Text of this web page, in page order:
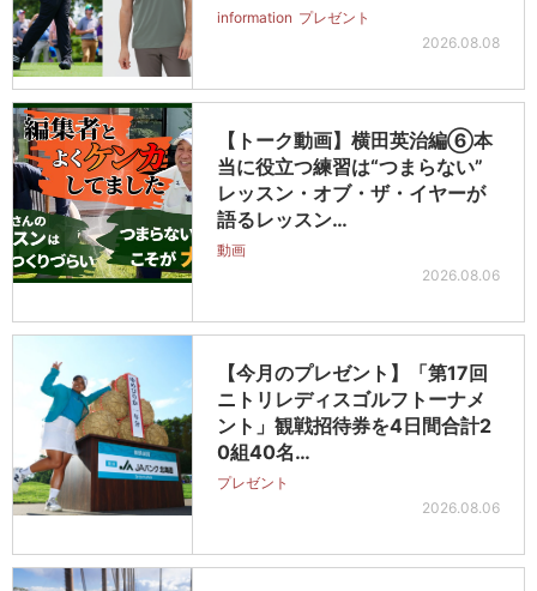
information プレゼント
2026.08.08
【トーク動画】横田英治編⑥本
当に役立つ練習は“つまらない”
レッスン・オブ・ザ・イヤーが
語るレッスン…
動画
2026.08.06
【今月のプレゼント】「第17回
ニトリレディスゴルフトーナメ
ント」観戦招待券を4日間合計2
0組40名…
プレゼント
2026.08.06